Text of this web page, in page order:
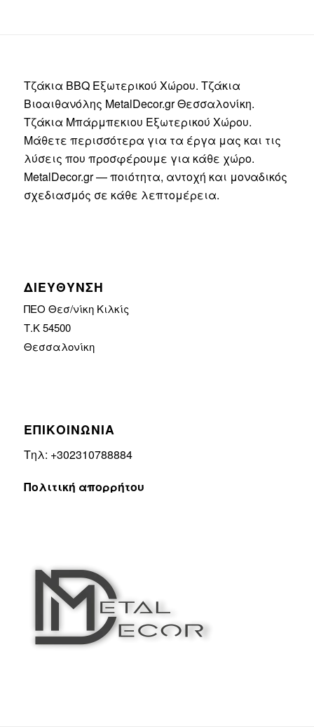
Τζάκια BBQ Εξωτερικού Χώρου. Τζάκια
Βιοαιθανόλης MetalDecor.gr Θεσσαλονίκη.
Τζάκια Μπάρμπεκιου Εξωτερικού Χώρου.
Μάθετε περισσότερα για τα έργα μας και τις
λύσεις που προσφέρουμε για κάθε χώρο.
MetalDecor.gr — ποιότητα, αντοχή και μοναδικός
σχεδιασμός σε κάθε λεπτομέρεια.
ΔΙΕΥΘΥΝΣΗ
ΠΕΟ Θεσ/νίκη Κιλκίς
Τ.Κ 54500
Θεσσαλονίκη
ΕΠΙΚΟΙΝΩΝΙΑ
Τηλ: +302310788884
Πολιτική απορρήτου